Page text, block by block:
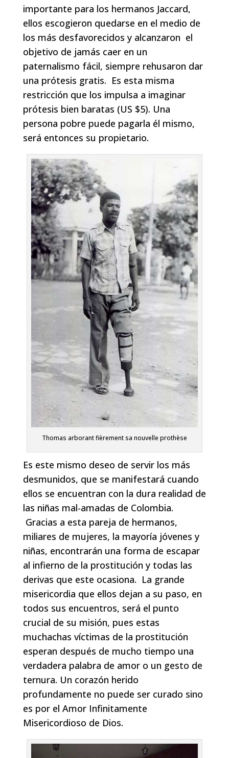
importante para los hermanos Jaccard,
ellos escogieron quedarse en el medio de
los más desfavorecidos y alcanzaron el
objetivo de jamás caer en un
paternalismo fácil, siempre rehusaron dar
una prótesis gratis. Es esta misma
restricción que los impulsa a imaginar
prótesis bien baratas (US $5). Una
persona pobre puede pagarla él mismo,
será entonces su propietario.
Thomas arborant fièrement sa nouvelle prothèse
Es este mismo deseo de servir los más
desmunidos, que se manifestará cuando
ellos se encuentran con la dura realidad de
las niñas mal-amadas de Colombia.
Gracias a esta pareja de hermanos,
miliares de mujeres, la mayoría jóvenes y
niñas, encontrarán una forma de escapar
al infierno de la prostitución y todas las
derivas que este ocasiona. La grande
misericordia que ellos dejan a su paso, en
todos sus encuentros, será el punto
crucial de su misión, pues estas
muchachas víctimas de la prostitución
esperan después de mucho tiempo una
verdadera palabra de amor o un gesto de
ternura. Un corazón herido
profundamente no puede ser curado sino
es por el Amor Infinitamente
Misericordioso de Dios.